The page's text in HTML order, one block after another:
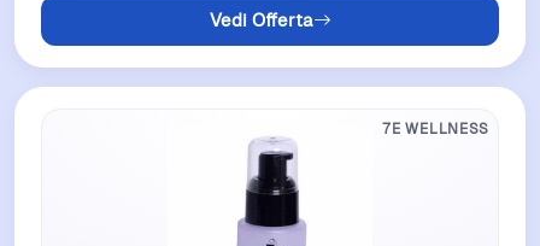
Vedi Offerta
7E WELLNESS